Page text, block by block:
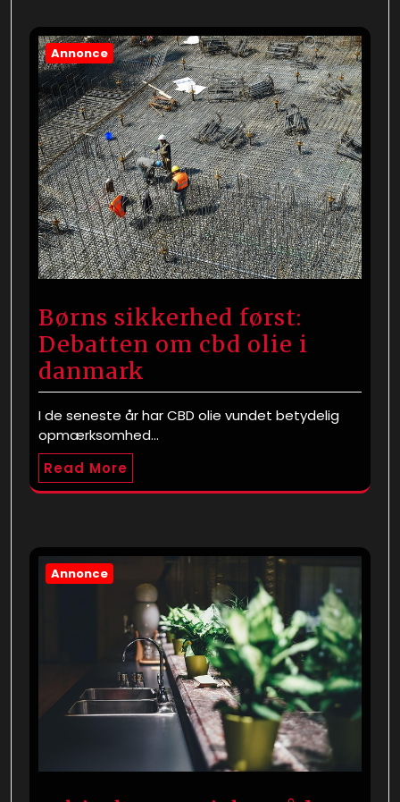
Annonce
Børns sikkerhed først:
Debatten om cbd olie i
danmark
I de seneste år har CBD olie vundet betydelig
opmærksomhed…
Read More
Annonce